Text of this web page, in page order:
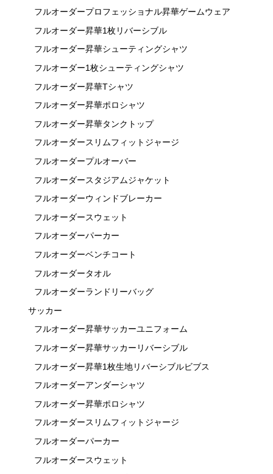
フルオーダープロフェッショナル昇華ゲームウェア
フルオーダー昇華1枚リバーシブル
フルオーダー昇華シューティングシャツ
フルオーダー1枚シューティングシャツ
フルオーダー昇華Tシャツ
フルオーダー昇華ポロシャツ
フルオーダー昇華タンクトップ
フルオーダースリムフィットジャージ
フルオーダープルオーバー
フルオーダースタジアムジャケット
フルオーダーウィンドブレーカー
フルオーダースウェット
フルオーダーパーカー
フルオーダーベンチコート
フルオーダータオル
フルオーダーランドリーバッグ
サッカー
フルオーダー昇華サッカーユニフォーム
フルオーダー昇華サッカーリバーシブル
フルオーダー昇華1枚生地リバーシブルビブス
フルオーダーアンダーシャツ
フルオーダー昇華ポロシャツ
フルオーダースリムフィットジャージ
フルオーダーパーカー
フルオーダースウェット